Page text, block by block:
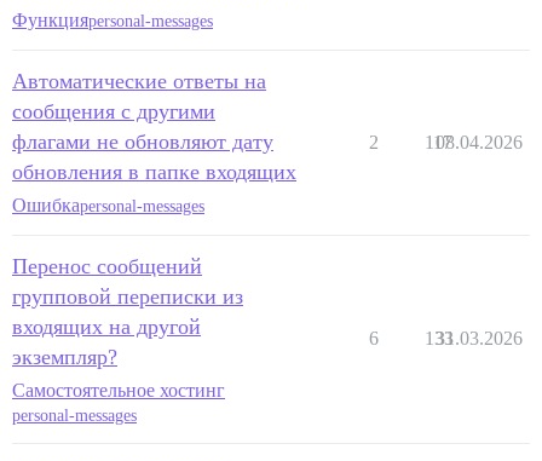
Функцияpersonal-messages
Автоматические ответы на
сообщения с другими
флагами не обновляют дату
обновления в папке входящих
Ошибкаpersonal-messages
2 117
08.04.2026
Перенос сообщений
групповой переписки из
входящих на другой
экземпляр?
Самостоятельное хостинг
personal-messages
6 133
31.03.2026